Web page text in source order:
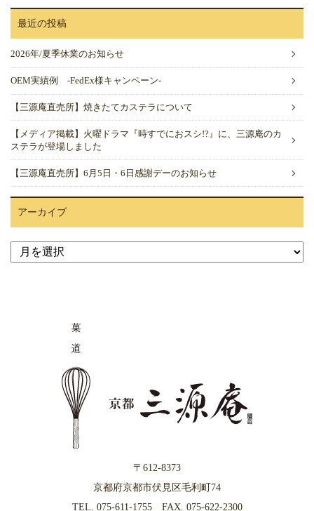
最近の投稿
2026年/夏季休業のお知らせ
OEM実績例 -FedEx様キャンペーン-
【三源庵直売所】焼きたてカステラについて
【メディア掲載】火曜ドラマ『時すでにおスシ!?』に、三源庵のカ
ステラが登場しました
【三源庵直売所】6月5日・6日感謝デーのお知らせ
アーカイブ
ア
〒612-8373
京都府京都市伏見区毛利町74
TEL. 075-611-1755FAX. 075-622-2300